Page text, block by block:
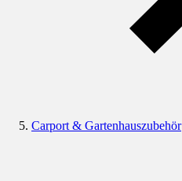
Carport & Gartenhauszubehör